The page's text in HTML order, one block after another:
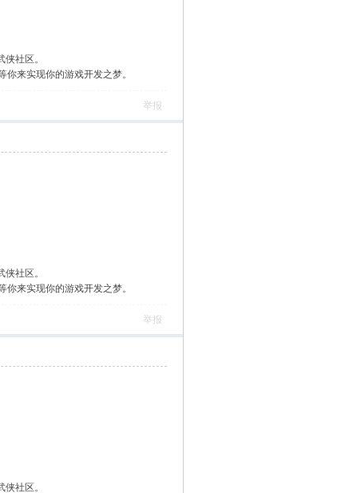
社区。
来实现你的游戏开发之梦。
举报
社区。
来实现你的游戏开发之梦。
举报
社区。